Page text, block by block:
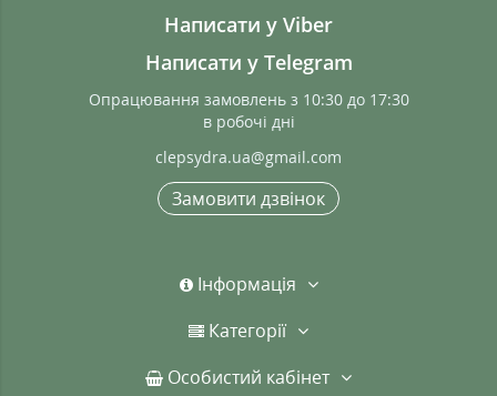
Написати у Viber
Написати у Telegram
Опрацювання замовлень з 10:30 до 17:30
в робочі дні
clepsydra.ua@gmail.com
Замовити дзвінок
Інформація
Категорії
Особистий кабінет